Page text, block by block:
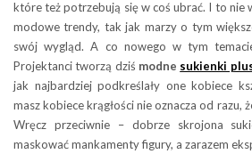
które też potrzebują się w coś ubrać. I to nie
modowe trendy, tak jak marzy o tym
swój wygląd. A co nowego w tym
Projektanci tworzą dziś modne sukienki
jak najbardziej podkreślały one kobiece
masz kobiece krągłości nie oznacza od razu,
Wręcz przeciwnie – dobrze skrojona
maskować mankamenty figury, a zarazem